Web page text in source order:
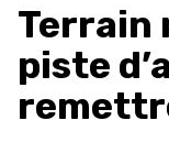
Terrain
piste